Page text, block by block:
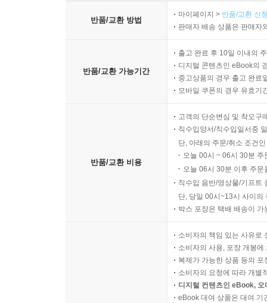
반품/교환 방법
마이페이지 > 반품/교환 신
판매자 배송 상품은 판매자
반품/교환 가능기간
출고 완료 후 10일 이내의
디지털 콘텐츠인 eBook의
중고상품의 경우 출고 완료
모바일 쿠폰의 경우 유효기
반품/교환 비용
고객의 단순변심 및 착오구
직수입양서/직수입일서중
단, 아래의 주문/취소 조건
오늘 00시 ~ 06시 30분
오늘 06시 30분 이후 주
직수입 음반/영상물/기프트
단, 당일 00시~13시 사이의
박스 포장은 택배 배송이
소비자의 책임 있는 사유로
소비자의 사용, 포장 개봉
복제가 가능한 상품 등의
소비자의 요청에 따라 개별
디지털 컨텐츠인 eBook,
eBook 대여 상품은 대여 기